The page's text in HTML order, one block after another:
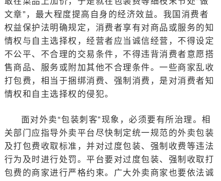
文章”，最大程度提高自身的经济效益。我国消费者
权益保护法明确规定，消费者享有对商品或服务的知
情权与自主选择权，经营者应当诚信经营，不得设定
不公平、不合理的交易条件，不得违背消费者意愿搭
售商品、服务或附加其他不合理条件。一些商家乱收
打包费，相当于捆绑消费、强制消费，是对消费者知
情权和自主选择权的侵犯。
面对外卖“包装刺客”现象，必须要有所治理。相
关部门应指导外卖平台尽快制定统一规范的外卖包装
及打包费收取标准，并对过度包装、强制收费等违法
行为及时进行处罚。平台要对过度包装、强制收取打
包费的商家进行严格约束。广大外卖商家也要依法诚